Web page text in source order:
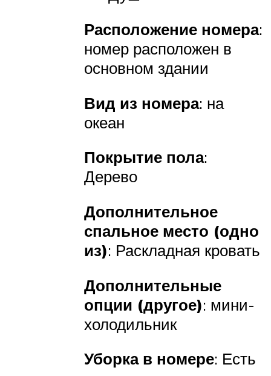
Расположение номера:
номер расположен в
основном здании
Вид из номера: на
океан
Покрытие пола:
Дерево
Дополнительное
спальное место (одно
из): Раскладная кровать
Дополнительные
опции (другое): мини-
холодильник
Уборка в номере: Есть